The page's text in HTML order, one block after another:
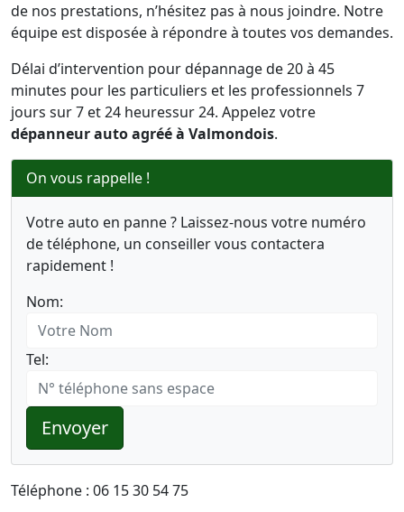
de nos prestations, n’hésitez pas à nous joindre. Notre
équipe est disposée à répondre à toutes vos demandes.
Délai d’intervention pour dépannage de 20 à 45
minutes pour les particuliers et les professionnels 7
jours sur 7 et 24 heuressur 24. Appelez votre
dépanneur auto agréé à Valmondois.
On vous rappelle !
Votre auto en panne ? Laissez-nous votre numéro
de téléphone, un conseiller vous contactera
rapidement !
Nom:
Tel:
Envoyer
Téléphone : 06 15 30 54 75